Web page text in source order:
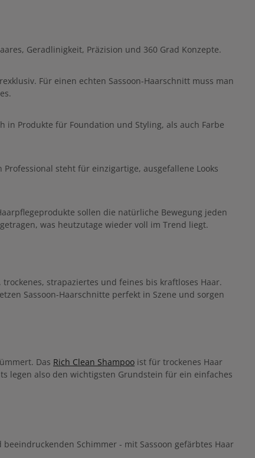
Geradlinigkeit, Präzision und 360 Grad Konzepte.
Für einen echten Sassoon-Haarschnitt muss man
in Produkte für Foundation und Styling, als auch Farbe
steht für einzigartige, ausgefallene Looks
sollen die natürliche Bewegung jeden
was heutzutage wieder voll im Trend liegt.
strapaziertes und feines bis kraftloses Haar.
Sassoon-Haarschnitte perfekt in Szene und sorgen
Das Rich Clean Shampoo ist für trockenes Haar
legen also den wichtigsten Grundstein für ein einfaches
Schimmer - mit Sassoon gefärbtes Haar